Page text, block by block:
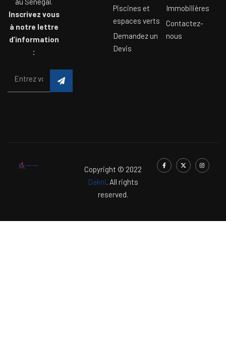
Inscrivez vous
à notre lettre
d’information
:
Piscines et
espaces verts
Demandez un
Devis
Immobilières
Contactez-
nous
Copyright © 2022
Dakni. All rights
reserved.